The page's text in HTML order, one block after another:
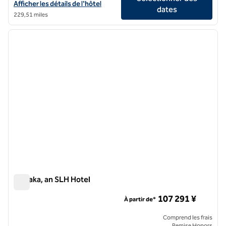
Afficher les détails de l'hôtel Chourakukan, un hôtel SLH
Afficher les détails de l'hôtel
229,51 miles
dates
1/6
1 sur 6
Sowaka, an SLH Hotel
À partir de* 107 291 ¥
Comprend les frais